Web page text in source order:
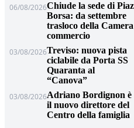
06/08/2026Chiude la sede di
Borsa: da settembre
trasloco della
commercio
03/08/2026Treviso: nuova pista
ciclabile da Porta SS
Quaranta al
“Canova”
03/08/2026Adriano Bordignon è
il nuovo direttore del
Centro della famiglia